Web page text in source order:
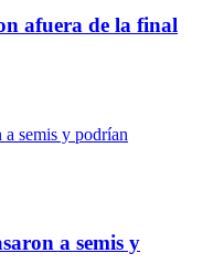
afuera de la final
a semis y